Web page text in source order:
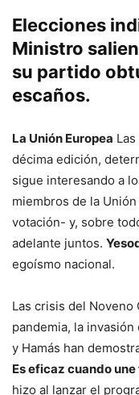
Elecciones
Ministro
su partido
escaños.
La Unión Europea
décima edición,
sigue interesando a
miembros de la
votación- y, sobre
adelante juntos.
egoísmo nacional.
Las crisis del Noveno
pandemia, la
y Hamás han
Es eficaz cuando
hizo al lanzar el